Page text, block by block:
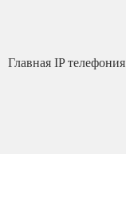
Главная IP телефония